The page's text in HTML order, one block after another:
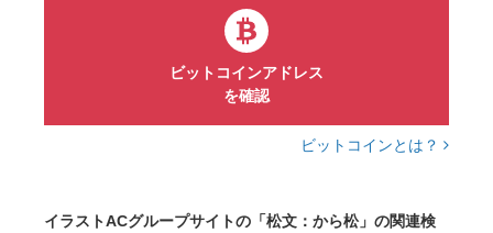
ビットコインアドレス
を確認
ビットコインとは？
イラストACグループサイトの「松文：から松」の関連検